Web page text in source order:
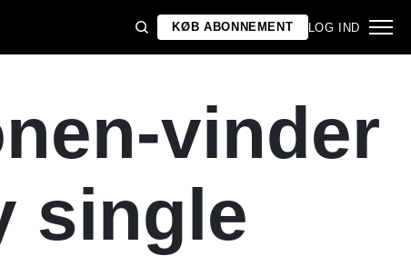
KØB ABONNEMENT LOG IND
vinder
single